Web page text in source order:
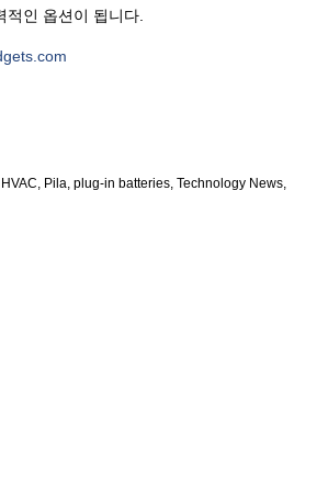
적인 옵션이 됩니다.
HVAC Pila plug-in batteries Technology News